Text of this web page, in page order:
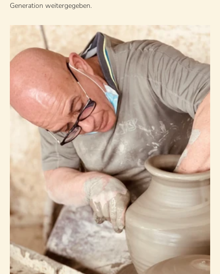
Generation weitergegeben.